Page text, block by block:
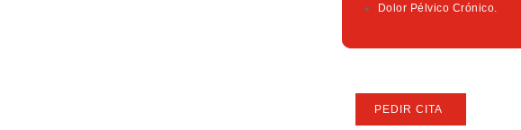
Dolor Pélvico Crónico.
PEDIR CITA